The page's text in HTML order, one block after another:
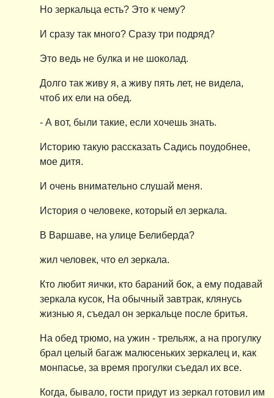
Но зеркальца есть? Это к чему?
И сразу так много? Сразу три подряд?
Это ведь не булка и не шоколад.
Долго так живу я, а живу пять лет, не видела,
чтоб их ели на обед.
- А вот, были такие, если хочешь знать.
Историю такую рассказать Садись поудобнее,
мое дитя.
И очень внимательно слушай меня.
История о человеке, который ел зеркала.
В Варшаве, на улице Белиберда?
жил человек, что ел зеркала.
Кто любит яички, кто бараний бок, а ему подавай
зеркала кусок, На обычный завтрак, клянусь
жизнью я, съедал он зеркальце после бритья.
На обед трюмо, на ужин - трельяж, а на прогулку
брал целый багаж малюсеньких зеркалец и, как
монпасье, за время прогулки съедал их все.
Когда, бывало, гости придут из зеркал готовил им